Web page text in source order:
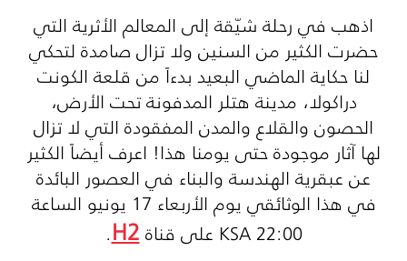
اذهب في رحلة شيّقة إلى المعالم الأثرية التي
حضرت الكثير من السنين ولا تزال صامدة لتحكي
لنا حكاية الماضي البعيد بدءاً من قلعة الكونت
دراكولا، مدينة هتلر المدفونة تحت الأرض،
الحصون والقلاع والمدن المفقودة التي لا تزال
لها آثار موجودة حتى يومنا هذا! اعرف أيضاً الكثير
عن عبقرية الهندسة والبناء في العصور البائدة
في هذا الوثائقي يوم الأربعاء 17 يونيو الساعة
22:00
KSA على قناةH2
.